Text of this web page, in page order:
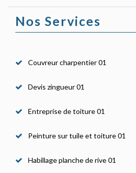
Nos Services
Couvreur charpentier 01
Devis zingueur 01
Entreprise de toiture 01
Peinture sur tuile et toiture 01
Habillage planche de rive 01